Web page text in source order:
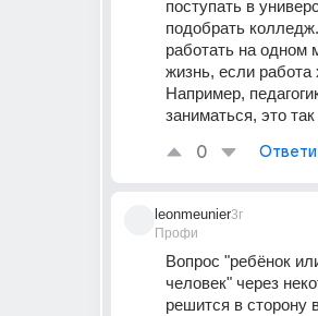
поступать в
подобрать
работать на одном
жизнь, если
Например,
заниматься, это
0
leonmeunier
Профи
3г
Вопрос "ребёнок
человек" через
решится в сторону